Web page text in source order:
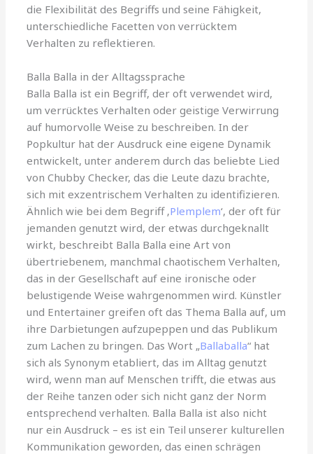
die Flexibilität des Begriffs und seine Fähigkeit,
unterschiedliche Facetten von verrücktem
Verhalten zu reflektieren.
Balla Balla in der Alltagssprache
Balla Balla ist ein Begriff, der oft verwendet wird,
um verrücktes Verhalten oder geistige Verwirrung
auf humorvolle Weise zu beschreiben. In der
Popkultur hat der Ausdruck eine eigene Dynamik
entwickelt, unter anderem durch das beliebte Lied
von Chubby Checker, das die Leute dazu brachte,
sich mit exzentrischem Verhalten zu identifizieren.
Ähnlich wie bei dem Begriff ‚Plemplem‘, der oft für
jemanden genutzt wird, der etwas durchgeknallt
wirkt, beschreibt Balla Balla eine Art von
übertriebenem, manchmal chaotischem Verhalten,
das in der Gesellschaft auf eine ironische oder
belustigende Weise wahrgenommen wird. Künstler
und Entertainer greifen oft das Thema Balla auf, um
ihre Darbietungen aufzupeppen und das Publikum
zum Lachen zu bringen. Das Wort „Ballaballa“ hat
sich als Synonym etabliert, das im Alltag genutzt
wird, wenn man auf Menschen trifft, die etwas aus
der Reihe tanzen oder sich nicht ganz der Norm
entsprechend verhalten. Balla Balla ist also nicht
nur ein Ausdruck – es ist ein Teil unserer kulturellen
Kommunikation geworden, das einen schrägen